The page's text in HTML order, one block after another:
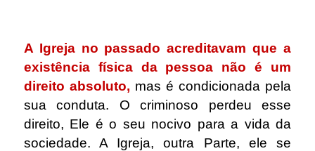
A Igreja no passado acreditavam que a
existência física da pessoa não é um
direito absoluto, mas é condicionada pela
sua conduta. O criminoso perdeu esse
direito, Ele é o seu nocivo para a vida da
sociedade. A Igreja, outra Parte, ele se